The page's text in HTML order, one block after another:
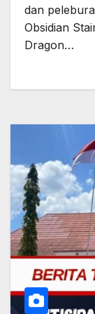
dan
Obsidian
Dragon…